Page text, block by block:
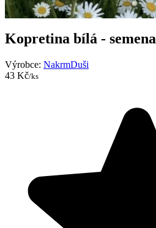
Kopretina bílá - semena
Výrobce: NakrmDuši
43 Kč/ks